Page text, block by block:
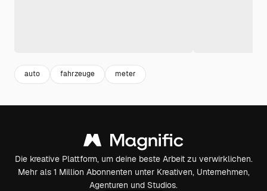
auto fahrzeuge meter
Die kreative Plattform, um deine beste Arbeit zu verwirklichen.
Mehr als 1 Million Abonnenten unter Kreativen, Unternehmen,
Agenturen und Studios.